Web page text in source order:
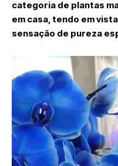
categoria de plantas
em casa, tendo em
sensação de pureza